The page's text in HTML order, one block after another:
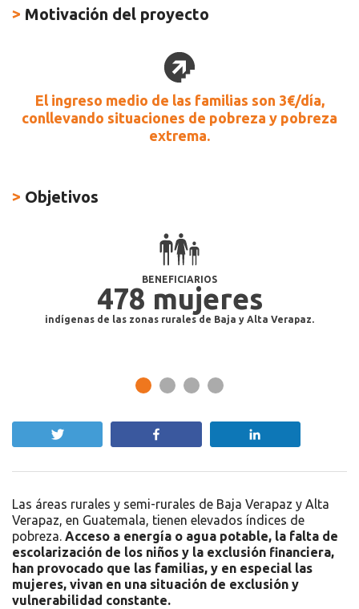
> Motivación del proyecto
El ingreso medio de las familias son 3€/día,
conllevando situaciones de pobreza y pobreza
extrema.
> Objetivos
BENEFICIARIOS
478 mujeres
indígenas de las zonas rurales de Baja y Alta Verapaz.
Las áreas rurales y semi-rurales de Baja Verapaz y Alta
Verapaz, en Guatemala, tienen elevados índices de
pobreza. Acceso a energía o agua potable, la falta de
escolarización de los niños y la exclusión financiera,
han provocado que las familias, y en especial las
mujeres, vivan en una situación de exclusión y
vulnerabilidad constante.